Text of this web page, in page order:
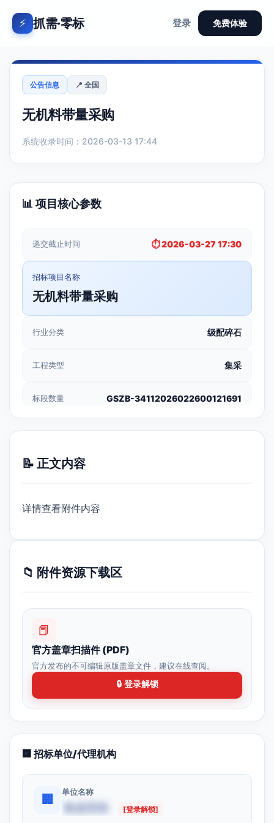
⚡ 抓需·零标 登录 免费体验
公告信息 📍 全国
无机料带量采购
系统收录时间：2026-03-13 17:44
📊 项目核心参数
递交截止时间 ⏱️ 2026-03-27 17:30
招标项目名称
无机料带量采购
行业分类 级配碎石
工程类型 集采
标段数量 GSZB-34112026022600121691
📝 正文内容
详情查看附件内容
📁 附件资源下载区
📕
官方盖章扫描件 (PDF)
官方发布的不可编辑原版盖章文件，建议在线查阅。
🔒 登录解锁
🏢 招标单位/代理机构
🏢
单位名称
[登录解锁]